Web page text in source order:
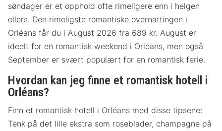
søndager er et opphold ofte rimeligere enn i helgen
ellers. Den rimeligste romantiske overnattingen i
Orléans får du i August 2026 fra 689 kr. August er
ideelt for en romantisk weekend i Orléans, men også
September er svært populært for en romantisk ferie.
Hvordan kan jeg finne et romantisk hotell i
Orléans?
Finn et romantisk hotell i Orléans med disse tipsene:
Tenk på det lille ekstra som roseblader, champagne på